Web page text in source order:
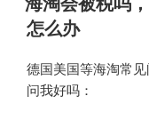
于
怎么办
德国美国等海淘常
问我好吗：